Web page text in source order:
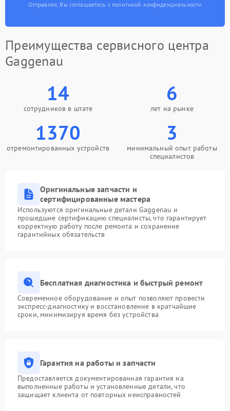
Отправляя, Вы соглашаетесь с политикой конфиденциальности
Преимущества сервисного центра
Gaggenau
14
сотрудников в штате
6
лет на рынке
1370
отремонтированных устройств
3
минимальный опыт работы
специалистов
Оригинальные запчасти и
сертифицированные мастера
Используются оригинальные детали Gaggenau и
прошедшие сертификацию специалисты, что гарантирует
корректную работу после ремонта и сохранение
гарантийных обязательств
Бесплатная диагностика и быстрый ремонт
Современное оборудование и опыт позволяют провести
экспресс-диагностику и восстановление в кратчайшие
сроки, минимизируя время без устройства
Гарантия на работы и запчасти
Предоставляется документированная гарантия на
выполненные работы и установленные детали, что
защищает клиента от повторных неисправностей